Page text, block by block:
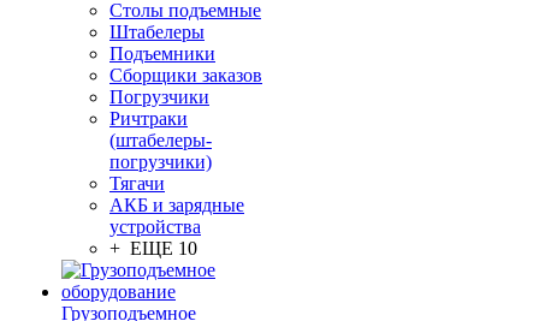
Столы подъемные
Штабелеры
Подъемники
Сборщики заказов
Погрузчики
Ричтраки
(штабелеры-
погрузчики)
Тягачи
АКБ и зарядные
устройства
+ ЕЩЕ 10
Грузоподъемное